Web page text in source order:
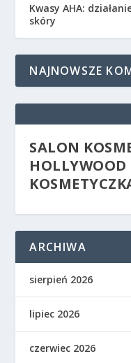
Kwasy AHA:
skóry
NAJNOWSZE
SALON
HOLLYWOOD
ARCHIWA
sierpień 2026
lipiec 2026
czerwiec 2026